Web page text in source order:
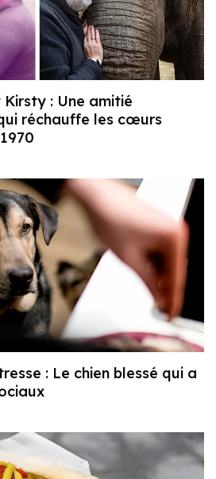
: Une amitié
réchauffe les cœurs
: Le chien blessé qui a